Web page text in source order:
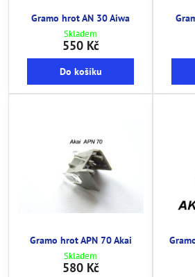
Gramo hrot AN 30 Aiwa
Skladem
550 Kč
Do košíku
Gramo hrot APN 70 Akai
Skladem
580 Kč